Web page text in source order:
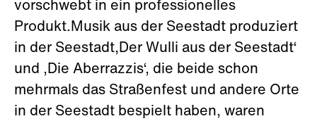
vorschwebt in ein professionelles
Produkt.Musik aus der Seestadt produziert
in der Seestadt‚Der Wulli aus der Seestadt‘
und ‚Die Aberrazzis‘, die beide schon
mehrmals das Straßenfest und andere Orte
in der Seestadt bespielt haben, waren